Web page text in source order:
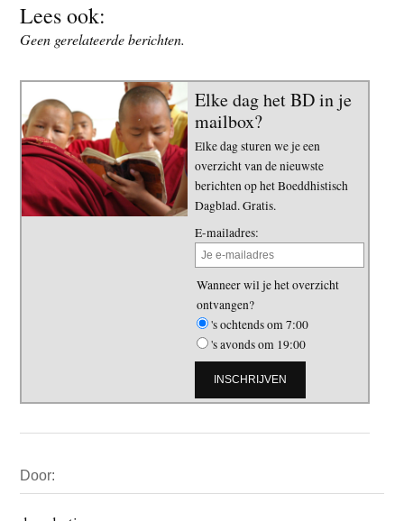
Lees ook:
Geen gerelateerde berichten.
Elke dag het BD in je
mailbox?
Elke dag sturen we je een
overzicht van de nieuwste
berichten op het Boeddhistisch
Dagblad. Gratis.
E-mailadres:
Wanneer wil je het overzicht
ontvangen?
's ochtends om 7:00
's avonds om 19:00
Sidebar
Door: